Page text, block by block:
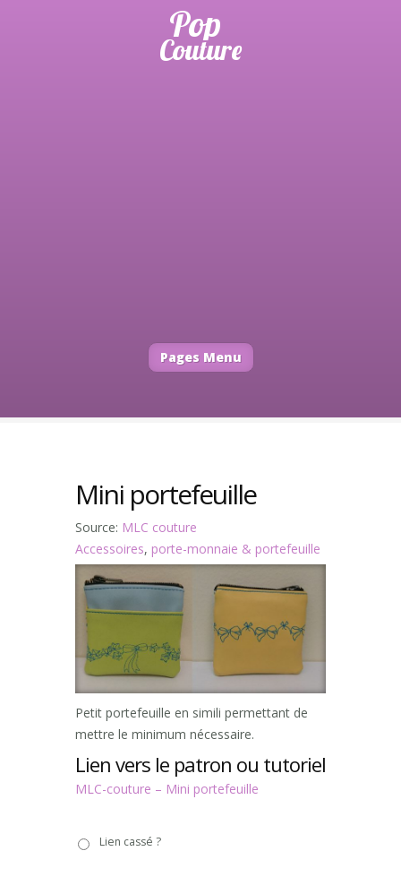
Pages Menu
Mini portefeuille
Source: MLC couture
Accessoires, porte-monnaie & portefeuille
Petit portefeuille en simili permettant de
mettre le minimum nécessaire.
Lien vers le patron ou tutoriel
MLC-couture – Mini portefeuille
casséLien cassé ?